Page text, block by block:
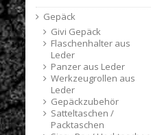
Gepäck
Givi Gepäck
Flaschenhalter aus
Leder
Panzer aus Leder
Werkzeugrollen aus
Leder
Gepäckzubehör
Satteltaschen /
Packtaschen